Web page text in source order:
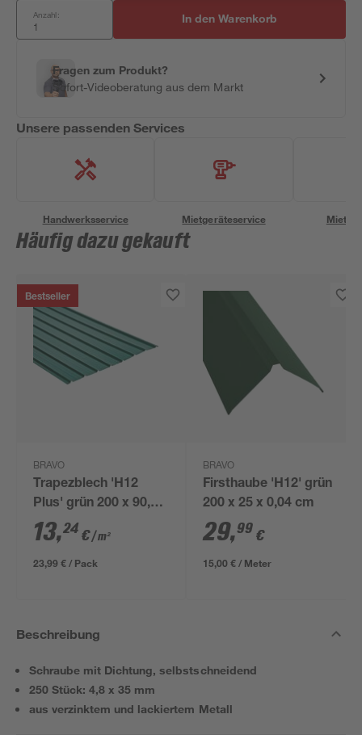
Anzahl: In den Warenkorb
Fragen zum Produkt?
Sofort-Videoberatung aus dem Markt
Unsere passenden Services
Handwerksservice Mietgeräteservice
Häufig dazu gekauft
Bestseller
BRAVO
Trapezblech 'H12
Plus' grün 200 x 90,6 x
0,04 cm
13,24 €/ m²
23,99 € / Pack
BRAVO
Firsthaube 'H12' grün
200 x 25 x 0,04 cm
29,99 €
15,00 € / Meter
Beschreibung
Schraube mit Dichtung, selbstschneidend
250 Stück: 4,8 x 35 mm
aus verzinktem und lackiertem Metall